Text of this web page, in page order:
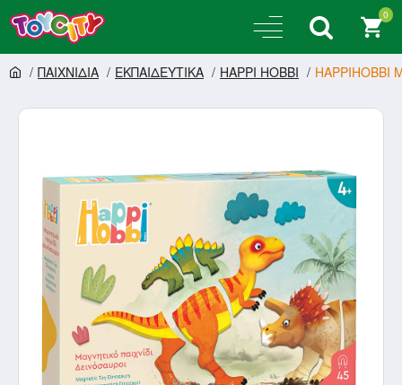
0
ΠΑΙΧΝΙΔΙΑ ΕΚΠΑΙΔΕΥΤΙΚΑ HAPPI HOBBI HAPPIHOBBI